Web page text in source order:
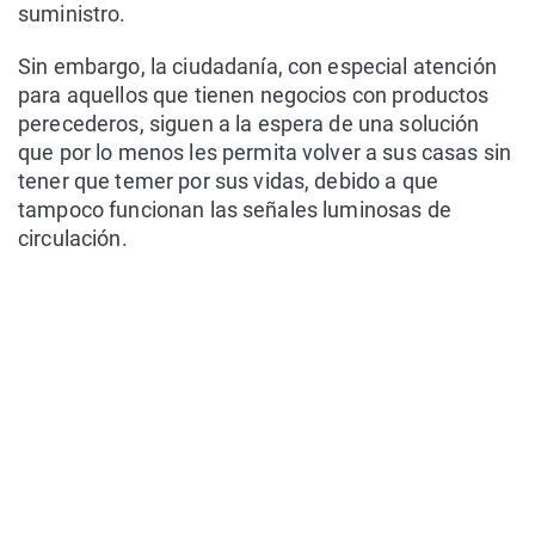
suministro.
Sin embargo, la ciudadanía, con especial atención
para aquellos que tienen negocios con productos
perecederos, siguen a la espera de una solución
que por lo menos les permita volver a sus casas sin
tener que temer por sus vidas, debido a que
tampoco funcionan las señales luminosas de
circulación.